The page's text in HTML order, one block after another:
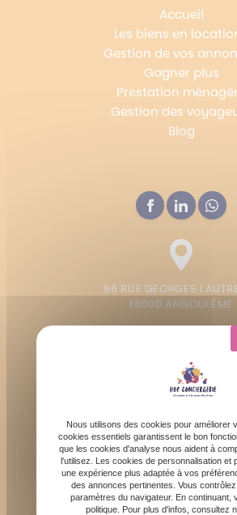
Accueil
Les biens en
Gestion de vos
Gagner plus
Prestation
Gestion des
Blog
96 RUE GEORGES
16000 ANGOULÊME
Lundi - Vendredi : 9h -
Nous utilisons des cookies pour améliorer
cookies essentiels garantissent le bon
que les cookies d'analyse nous aident à
l'utilisez. Les cookies de personnalisation et
une expérience plus adaptée à vos
des annonces pertinentes. Vous
paramètres du navigateur. En continuant,
politique. Pour plus d'infos, consultez